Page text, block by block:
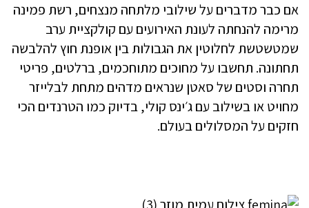
אם כבר מדברים על שילובי מלתחה מנצחים, רשת פמינה
מרימה להנחתה לעונת האירועים עם קולקציית ערב
שמטשטשת לחלוטין את הגבולות בין אופנת חוץ להלבשה
תחתונה. תחשבו על מחוכים מתוחכמים, ברלטים, פריטי
תחרה וסטים של סאטן שנראים מדהים מתחת לבלייזר
מחויט או בשילוב עם ג׳ינס קולי, בדיוק כמו הטרנדים הכי
חזקים על המסלולים בעולם.